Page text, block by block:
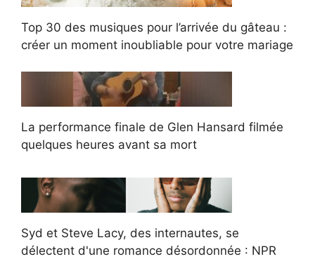
Top 30 des musiques pour l’arrivée du gâteau :
créer un moment inoubliable pour votre mariage
La performance finale de Glen Hansard filmée
quelques heures avant sa mort
Syd et Steve Lacy, des internautes, se
délectent d'une romance désordonnée : NPR